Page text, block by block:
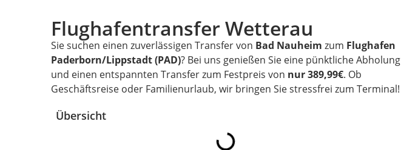
Flughafentransfer Wetterau
Sie suchen einen zuverlässigen Transfer von Bad Nauheim zum Flughafen
Paderborn/Lippstadt (PAD)? Bei uns genießen Sie eine pünktliche Abholung
und einen entspannten Transfer zum Festpreis von nur 389,99€. Ob
Geschäftsreise oder Familienurlaub, wir bringen Sie stressfrei zum Terminal!
Übersicht